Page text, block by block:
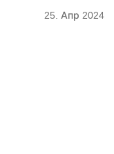
25. Апр 2024